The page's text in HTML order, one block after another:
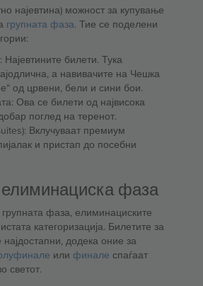
најевтина) можност за купување
групната фаза. Тие се поделени
Најевтините билети. Тука
а навивачите на Чешка
од црвени, бели и сини бои.
Ова се билети од највисока
поглед на теренот.
Вклучуваат премиум
и пристап до посебни
фаза
фаза, елиминациските
категоризација. Билетите за
додека оние за
или финале спаѓаат
светот.